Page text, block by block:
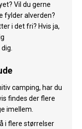
Vil du gerne
fylder alverden?
i det fri? Hvis ja,
camping, har du
findes der flere
imellem.
i flere størrelser